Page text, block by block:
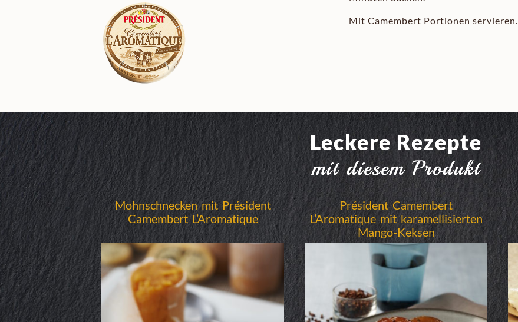
Mit Camembert Portionen servieren.
Leckere Rezepte
mit diesem Produkt
Mohnschnecken mit Président
Camembert L’Aromatique
Président Camembert
L’Aromatique mit karamellisierten
Mango-Keksen